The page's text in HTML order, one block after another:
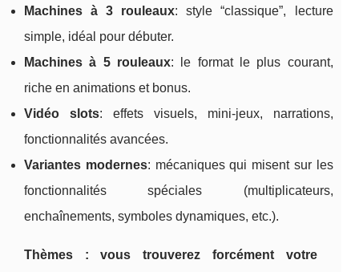
Machines à 3 rouleaux: style “classique”, lecture
simple, idéal pour débuter.
Machines à 5 rouleaux: le format le plus courant,
riche en animations et bonus.
Vidéo slots: effets visuels, mini-jeux, narrations,
fonctionnalités avancées.
Variantes modernes: mécaniques qui misent sur les
fonctionnalités spéciales (multiplicateurs,
enchaînements, symboles dynamiques, etc.).
Thèmes : vous trouverez forcément votre